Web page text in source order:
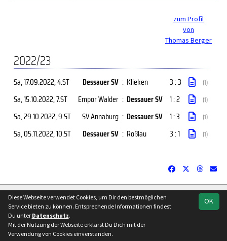
zum Profil
von
Thomas Berger
2022/23
Sa, 17.09.2022, 4.ST Dessauer SV : Klieken 3 : 3 (1)
Sa, 15.10.2022, 7.ST Empor Walder : Dessauer SV 1 : 2 (1)
Sa, 29.10.2022, 9.ST SV Annaburg : Dessauer SV 1 : 3 (1)
Sa, 05.11.2022, 10.ST Dessauer SV : Roßlau 3 : 1 (1)
soccero.de
Besucherstatistik
OK
Diese Webseite verwendet Cookies, um Dir den bestmöglichen
Service bieten zu können. Entsprechende Informationen findest
Du unter Datenschutz.
Mit der Nutzung der Webseite erklärst Du Dich mit der
Verwendung von Cookies einverstanden.